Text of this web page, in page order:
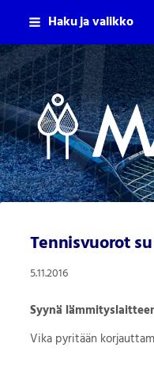
Siirry
sisältöön
Haku ja valikko
Tennisvuorot
5.11.2016
Syynä
Vika pyritään